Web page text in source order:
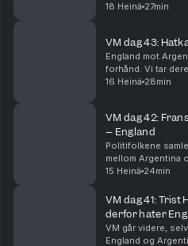
18 Heinä 27min
VM dag 43:
England mot
forhånd. Vi tar
hvorfor Lionel
16 Heinä 28min
VM dag 42:
– England
Politifolkene
mellom Argentina
farvel til Frankrike,
15 Heinä 24min
VM dag 41: Trist
derfor hater
VM går videre,
England og